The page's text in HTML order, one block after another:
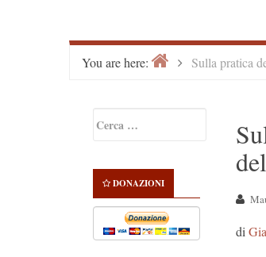
You are here: HomeSulla pratica
Sidebar
per:
DONAZIONI
di